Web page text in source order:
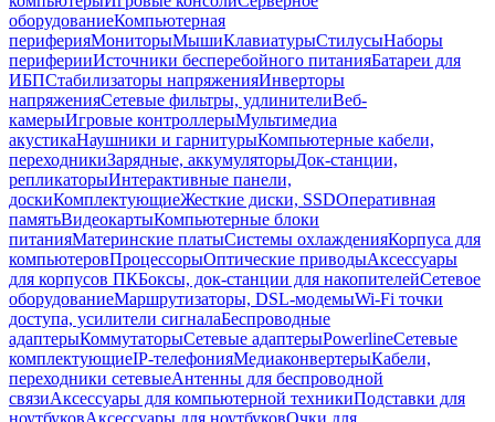
оборудованиеКомпьютерная
периферияМониторыМышиКлавиатурыСтилусыНаборы
периферииИсточники бесперебойного питанияБатареи для
ИБПСтабилизаторы напряженияИнверторы
напряженияСетевые фильтры, удлинителиВеб-
камерыИгровые контроллерыМультимедиа
акустикаНаушники и гарнитурыКомпьютерные кабели,
переходникиЗарядные, аккумуляторыДок-станции,
репликаторыИнтерактивные панели,
доскиКомплектующиеЖесткие диски, SSDОперативная
памятьВидеокартыКомпьютерные блоки
питанияМатеринские платыСистемы охлажденияКорпуса для
компьютеровПроцессорыОптические приводыАксессуары
для корпусов ПКБоксы, док-станции для накопителейСетевое
оборудованиеМаршрутизаторы, DSL-модемыWi-Fi точки
доступа, усилители сигналаБеспроводные
адаптерыКоммутаторыСетевые адаптерыPowerlineСетевые
комплектующиеIP-телефонияМедиаконвертерыКабели,
переходники сетевыеАнтенны для беспроводной
связиАксессуары для компьютерной техникиПодставки для
ноутбуковАксессуары для ноутбуковОчки для